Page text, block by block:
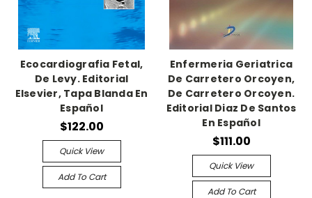
Ecocardiografia Fetal,
De Levy. Editorial
Elsevier, Tapa Blanda En
Español
$122.00
Quick View
Add To Cart
Enfermeria Geriatrica
De Carretero Orcoyen,
De Carretero Orcoyen.
Editorial Diaz De Santos
En Español
$111.00
Quick View
Add To Cart